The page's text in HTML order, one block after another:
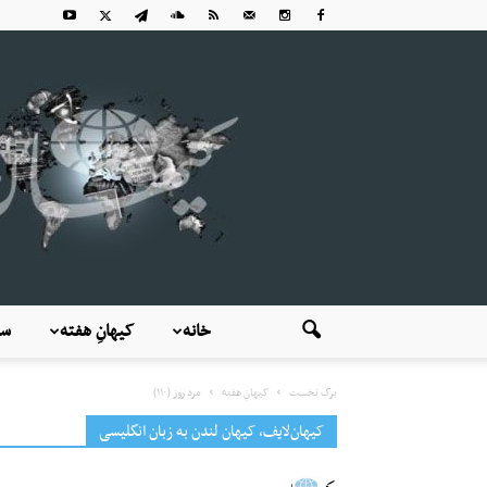
کیهانِ هفته خانه
برگ نخست کیهانِ هفته مردِ روز (۱۱۰)
کیهان‌لایف، کیهان لندن به زبان انگلیسی